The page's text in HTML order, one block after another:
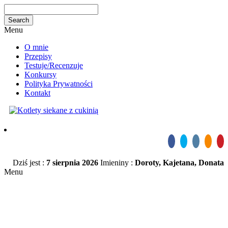
Menu
O mnie
Przepisy
Testuje/Recenzuje
Konkursy
Polityka Prywatności
Kontakt
Dziś jest : 7 sierpnia 2026 Imieniny : Doroty, Kajetana, Donata
Menu